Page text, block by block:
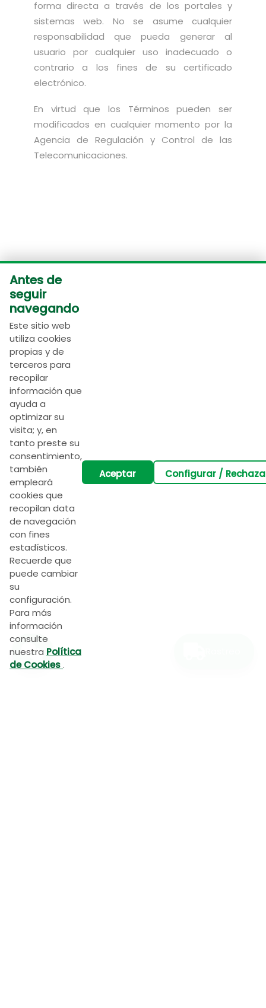
forma directa a través de los portales y
sistemas web. No se asume cualquier
responsabilidad que pueda generar al
usuario por cualquier uso inadecuado o
contrario a los fines de su certificado
electrónico.
En virtud que los Términos pueden ser
modificados en cualquier momento por la
Agencia de Regulación y Control de las
Telecomunicaciones.
Antes de
seguir
navegando
Este sitio web
utiliza cookies
propias y de
terceros para
recopilar
información que
ayuda a
optimizar su
visita; y, en
tanto preste su
consentimiento,
también
empleará
cookies que
recopilan data
de navegación
con fines
estadísticos.
Recuerde que
puede cambiar
su
configuración.
Para más
información
consulte
nuestra Política
de Cookies.
Aceptar Configurar /
Ingrese su nombre:
Ingrese su apellido:
Ingrese su correo:
Ingrese su teléfono: